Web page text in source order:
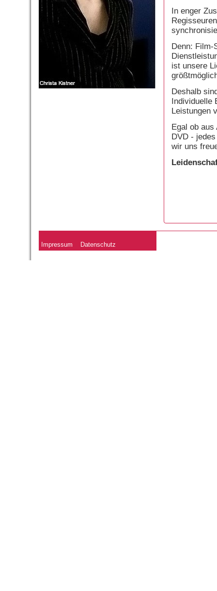
In enger
Denn: Film-
ist unsere
Deshalb
Individuelle
Leistungen
Egal ob aus
DVD -
wir uns
Impressum Datenschutz